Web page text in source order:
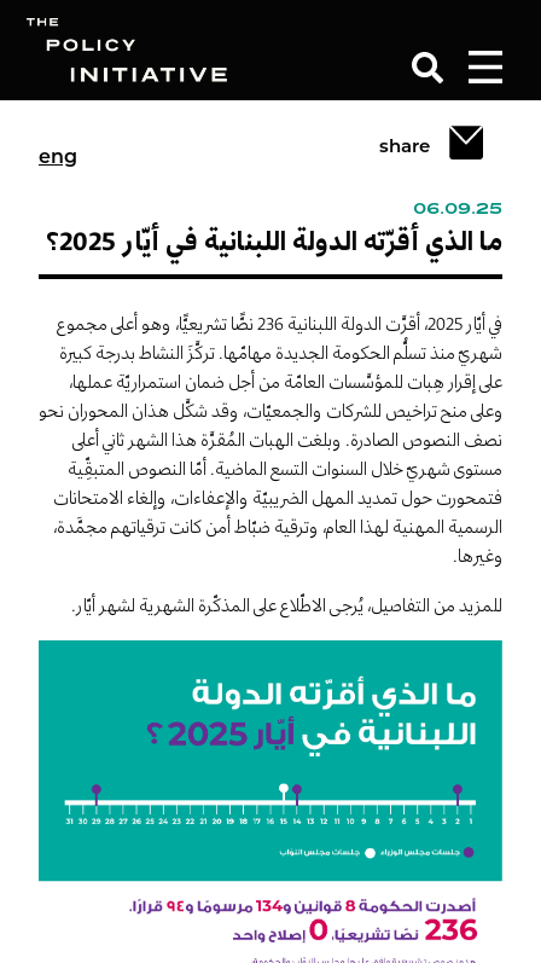
eng
share
06.09.25
ما الذي أقرّته الدولة اللبنانية في أيّار 2025؟
في أيّار 2025، أقرَّت الدولة اللبنانية 236 نصًّا تشريعيًّا، وهو أعلى مجموع
شهريّ منذ تسلُّم الحكومة الجديدة مهامّها. تركَّزَ النشاط بدرجة كبيرة
على إقرار هِبات للمؤسَّسات العامّة من أجل ضمان استمراريّة عملها،
وعلى منح تراخيص للشركات والجمعيّات، وقد شكَّل هذان المحوران نحو
نصف النصوص الصادرة. وبلغت الهبات المُقرَّة هذا الشهر ثاني أعلى
مستوى شهريّ خلال السنوات التسع الماضية. أمّا النصوص المتبقِّية
فتمحورت حول تمديد المهل الضريبيّة والإعفاءات، وإلغاء الامتحانات
الرسمية المهنية لهذا العام، وترقية ضبّاط أمن كانت ترقياتهم مجمَّدة،
وغيرها.
للمزيد من التفاصيل، يُرجى الاطّلاع على المذكّرة الشهرية لشهر أيّار.
Search